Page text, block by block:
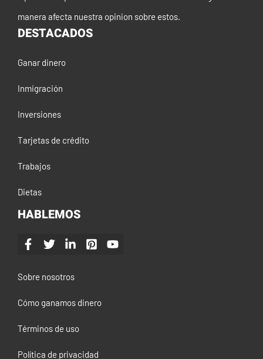
manera afecta nuestra opinion sobre estos.
DESTACADOS
Ganar dinero
Inmigración
Inversiones
Tarjetas de crédito
Trabajos
Dietas
HABLEMOS
Sobre nosotros
Cómo ganamos dinero
Términos de uso
Política de privacidad